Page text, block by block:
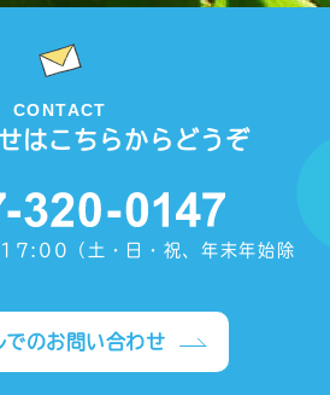
CONTACT
はこちらからどうぞ
（土・日・祝、年末年始除
でのお問い合わせ